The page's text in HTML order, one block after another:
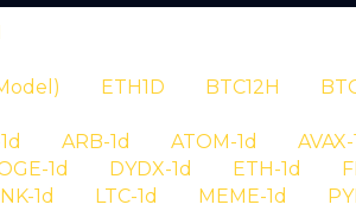
ETH1D BTC12H
ARB-1d ATOM-1d AVAX-
1d DYDX-1d ETH-1d
1d LTC-1d MEME-1d